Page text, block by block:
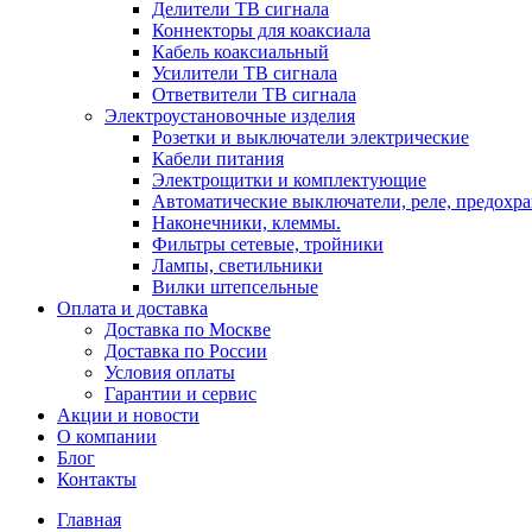
Делители ТВ сигнала
Коннекторы для коаксиала
Кабель коаксиальный
Усилители ТВ сигнала
Ответвители ТВ сигнала
Электроустановочные изделия
Розетки и выключатели электрические
Кабели питания
Электрощитки и комплектующие
Автоматические выключатели, реле,
Наконечники, клеммы.
Фильтры сетевые, тройники
Лампы, светильники
Вилки штепсельные
Оплата и доставка
Доставка по Москве
Доставка по России
Условия оплаты
Гарантии и сервис
Акции и новости
О компании
Блог
Контакты
Главная